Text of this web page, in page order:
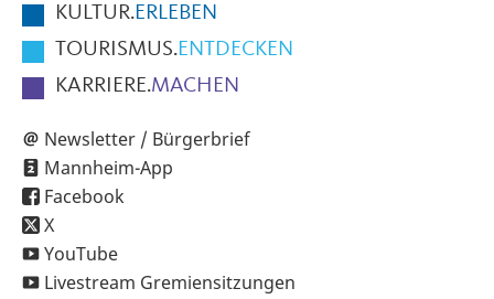
KULTUR.ERLEBEN
TOURISMUS.ENTDECKEN
KARRIERE.MACHEN
Newsletter / Bürgerbrief
Mannheim-App
Facebook
X
YouTube
Livestream Gremiensitzungen